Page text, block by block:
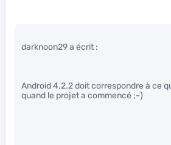
darknoon29 a écrit :
Android 4.2.2 doit correspondre à ce
quand le projet a commencé ;-)